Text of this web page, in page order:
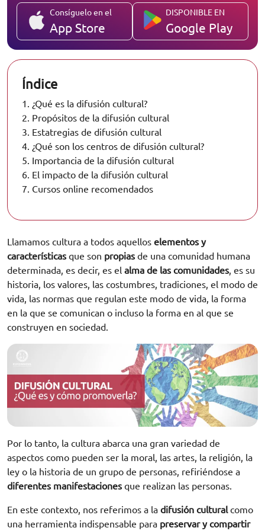
Consíguelo en el
App Store
DISPONIBLE EN
Google Play
Índice
1.
¿Qué es la difusión cultural?
2. Propósitos de la difusión cultural
3. Estatregias de difusión cultural
4. ¿Qué son los centros de difusión cultural?
5. Importancia de la difusión cultural
6. El impacto de la difusión cultural
7. Cursos online recomendados
Llamamos cultura a todos aquellos elementos y
características que son propias de una comunidad humana
determinada, es decir, es el alma de las comunidades , es su
historia, los valores, las costumbres, tradiciones, el modo de
vida, las normas que regulan este modo de vida, la forma
en la que se comunican o incluso la forma en al que se
construyen en sociedad.
Por lo tanto, la cultura abarca una gran variedad de
aspectos como pueden ser la moral, las artes, la religión, la
ley o la historia de un grupo de personas, refiriéndose a
diferentes manifestaciones que realizan las personas.
En este contexto, nos referimos a la difusión cultural como
una herramienta indispensable para preservar y compartir